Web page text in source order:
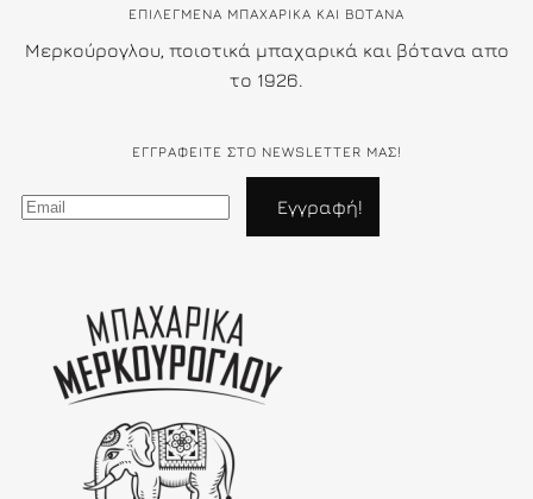
ΕΠΙΛΕΓΜΕΝΑ ΜΠΑΧΑΡΙΚΑ ΚΑΙ ΒΟΤΑΝΑ
Μερκούρογλου, ποιοτικά μπαχαρικά και βότανα απο
το 1926.
ΕΓΓΡΑΦΕΊΤΕ ΣΤΟ NEWSLETTER ΜΑΣ!